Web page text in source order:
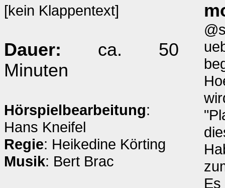
[kein Klappentext]
Dauer: ca. 50
Minuten
Hörspielbearbeitung:
Hans Kneifel
Regie: Heikedine Körting
Musik: Bert Brac